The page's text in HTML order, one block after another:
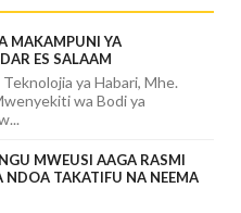
MAKAMPUNI YA
ES SALAAM
ya Habari, Mhe.
wa Bodi ya
MWEUSI AAGA RASMI
NDOA TAKATIFU NA NEEMA